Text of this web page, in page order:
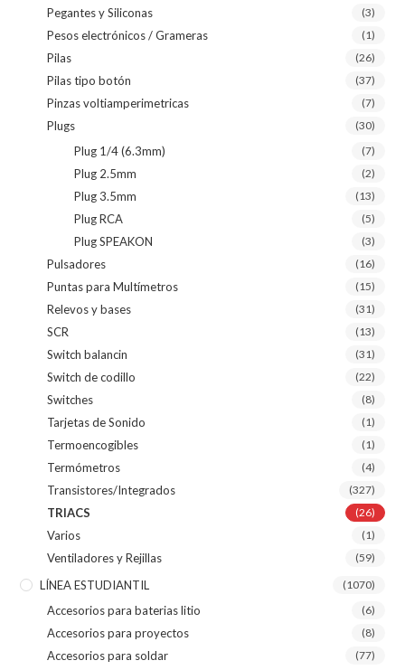
Pegantes y Siliconas (3)
Pesos electrónicos / Grameras (1)
Pilas (26)
Pilas tipo botón (37)
Pinzas voltiamperimetricas (7)
Plugs (30)
Plug 1/4 (6.3mm) (7)
Plug 2.5mm (2)
Plug 3.5mm (13)
Plug RCA (5)
Plug SPEAKON (3)
Pulsadores (16)
Puntas para Multímetros (15)
Relevos y bases (31)
SCR (13)
Switch balancin (31)
Switch de codillo (22)
Switches (8)
Tarjetas de Sonido (1)
Termoencogibles (1)
Termómetros (4)
Transistores/Integrados (327)
TRIACS (26)
Varios (1)
Ventiladores y Rejillas (59)
LÍNEA ESTUDIANTIL (1070)
Accesorios para baterias litio (6)
Accesorios para proyectos (8)
Accesorios para soldar (77)